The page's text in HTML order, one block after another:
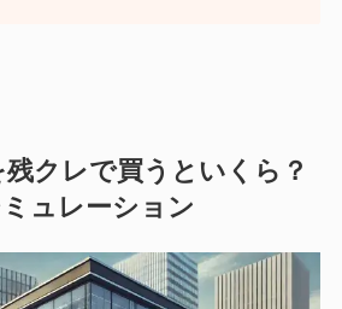
クレで買うといくら？
ュレーション